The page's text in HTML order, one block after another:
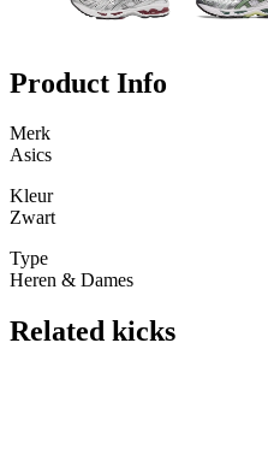
Product Info
Merk
Asics
Kleur
Zwart
Type
Heren & Dames
Related kicks